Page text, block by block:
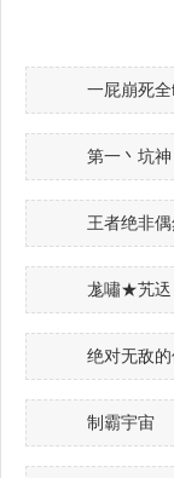
一屁崩死全
第一丶坑神
王者绝非偶
尨嘯★艽迗
绝对无敌
制霸宇宙